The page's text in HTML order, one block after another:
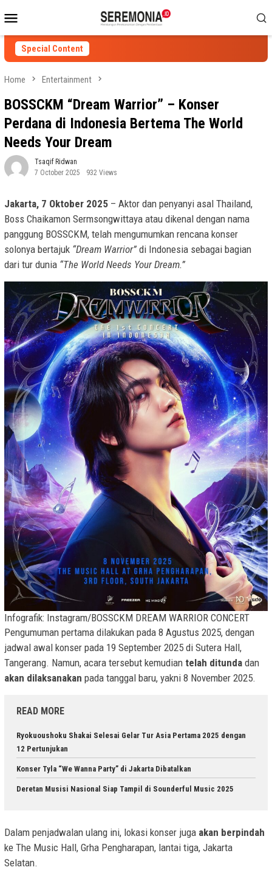
to
contentMenu
Special Content
Home Entertainment
BOSSCKM “Dream Warrior” – Konser
Perdana di Indonesia Bertema The World
Needs Your Dream
Tsaqif Ridwan
7 October 2025
932 Views
Jakarta, 7 Oktober 2025 – Aktor dan penyanyi asal Thailand,
Boss Chaikamon Sermsongwittaya atau dikenal dengan nama
panggung BOSSCKM, telah mengumumkan rencana konser
solonya bertajuk “Dream Warrior” di Indonesia sebagai bagian
dari tur dunia “The World Needs Your Dream.”
Infografik: Instagram/BOSSCKM DREAM WARRIOR CONCERT
Pengumuman pertama dilakukan pada 8 Agustus 2025, dengan
jadwal awal konser pada 19 September 2025 di Sutera Hall,
Tangerang. Namun, acara tersebut kemudian telah ditunda dan
akan dilaksanakan pada tanggal baru, yakni 8 November 2025.
READ MORE
Ryokuoushoku Shakai Selesai Gelar Tur Asia Pertama 2025 dengan
12 Pertunjukan
Konser Tyla “We Wanna Party” di Jakarta Dibatalkan
Deretan Musisi Nasional Siap Tampil di Sounderful Music 2025
Dalam penjadwalan ulang ini, lokasi konser juga akan berpindah
ke The Music Hall, Grha Pengharapan, lantai tiga, Jakarta
Selatan.